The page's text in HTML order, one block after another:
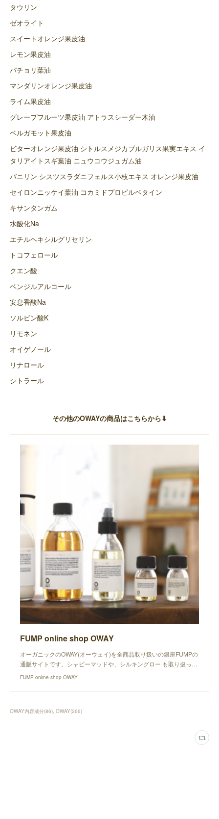
タウリン
ゼオライト
スイートオレンジ果皮油
レモン果皮油
パチョリ葉油
マンダリンオレンジ果皮油
ライム果皮油
グレープフルーツ果皮油 アトラスシーダー木油
ベルガモット果皮油
ビターオレンジ果皮油 シトルスメジカブルガリス果実エキス イ
タリアイトスギ葉油 ニュウコウジュガム油
バニリン シスツスラダニフェルス小枝エキス オレンジ果皮油
セイロンニッケイ葉油 コカミドプロピルベタイン
キサンタンガム
水酸化Na
エチルヘキシルグリセリン
トコフェロール
クエン酸
ベンジルアルコール
安息香酸Na
ソルビン酸K
リモネン
オイゲノール
リナロール
シトラール
その他のOWAYの商品はこちらから⬇︎
FUMP online shop OWAY
オーガニックのOWAY(オーウェイ)を全商品取り扱いの銀座FUMPの
通販サイトです。シャビーマッドや、シルキングロー も取り扱っ…
FUMP online shop OWAY
OWAY内容成分(86) OWAY(266)